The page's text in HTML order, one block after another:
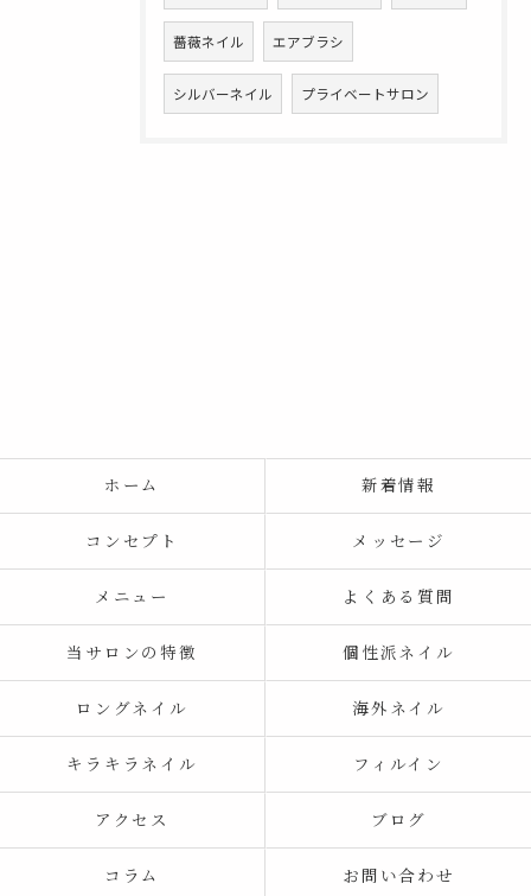
薔薇ネイル エアブラシ
シルバーネイル プライベートサロン
ホーム 新着情報
コンセプト メッセージ
メニュー よくある質問
当サロンの特徴 個性派ネイル
ロングネイル 海外ネイル
キラキラネイル フィルイン
アクセス ブログ
コラム お問い合わせ